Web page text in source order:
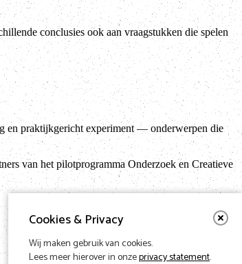
Cookies & Privacy
Wij maken gebruik van cookies.
Lees meer hierover in onzeprivacy statement.
conclusies ook aan vraagstukken die spelen
en praktijkgericht experiment — onderwerpen die
van het pilotprogramma Onderzoek en Creatieve